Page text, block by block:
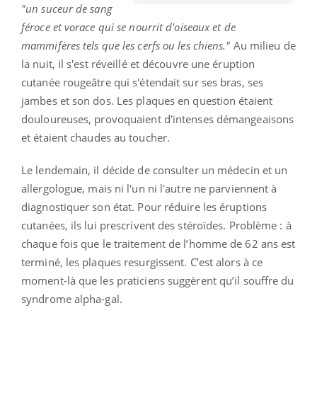
"un suceur de sang
féroce et vorace qui se nourrit d'oiseaux et de
mammifères tels que les cerfs ou les chiens." Au milieu de
la nuit, il s'est réveillé et découvre une éruption
cutanée rougeâtre qui s'étendait sur ses bras, ses
jambes et son dos. Les plaques en question étaient
douloureuses, provoquaient d'intenses démangeaisons
et étaient chaudes au toucher.
Le lendemain, il décide de consulter un médecin et un
allergologue, mais ni l'un ni l'autre ne parviennent à
diagnostiquer son état. Pour réduire les éruptions
cutanées, ils lui prescrivent des stéroïdes. Problème : à
chaque fois que le traitement de l’homme de 62 ans est
terminé, les plaques resurgissent. C’est alors à ce
moment-là que les praticiens suggèrent qu’il souffre du
syndrome alpha-gal.